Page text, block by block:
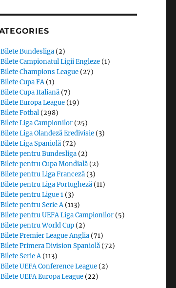
Bilete Bundesliga (2)
Bilete Campionatul Ligii Engleze (1)
Bilete Champions League (27)
Bilete Cupa FA(1)
Bilete Cupa Italiană (7)
Bilete Europa League (19)
Bilete Fotbal (298)
Bilete Liga Campionilor (25)
Bilete Liga Olandeză Eredivisie (3)
Bilete Liga Spaniolă (72)
Bilete pentru Bundesliga (2)
Bilete pentru Cupa Mondială (2)
Bilete pentru Liga Franceză (3)
Bilete pentru Liga Portugheză (11)
Bilete pentru Ligue 1 (3)
Bilete pentru Serie A(113)
Bilete pentru UEFA Liga Campionilor (5)
Bilete pentru World Cup (2)
Bilete Premier League Anglia (71)
Bilete Primera Division Spaniolă (72)
Bilete Serie A(113)
Bilete UEFA Conference League (2)
Bilete UEFA Europa League (22)